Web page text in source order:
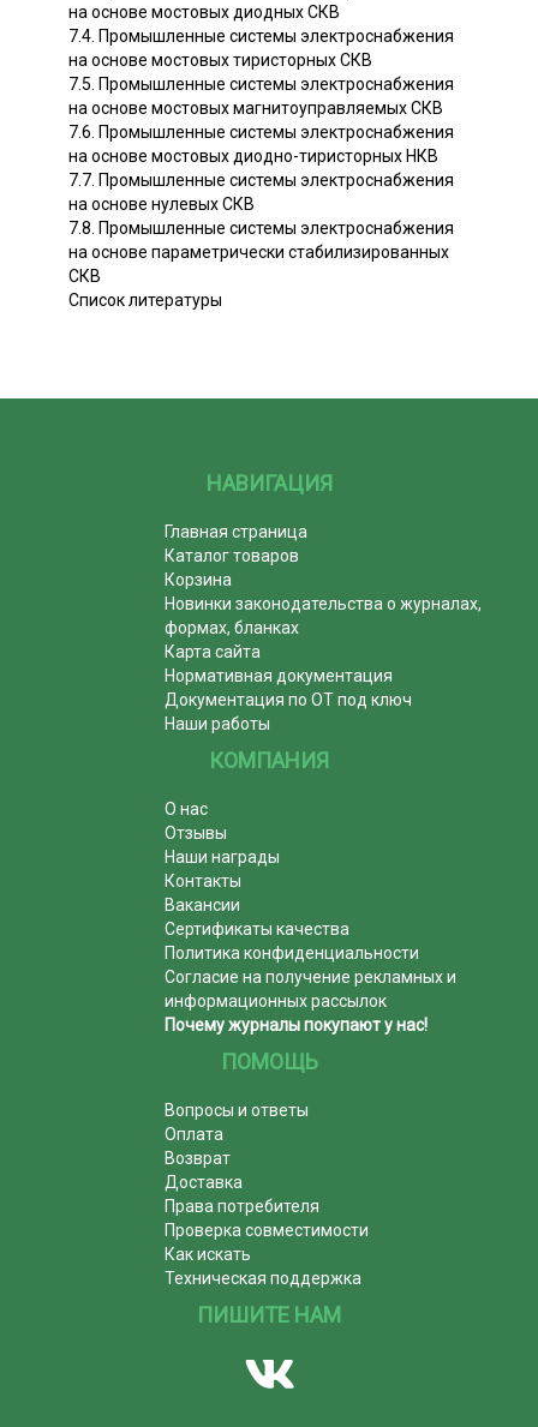
на основе мостовых диодных СКВ
7.4. Промышленные системы электроснабжения
на основе мостовых тиристорных СКВ
7.5. Промышленные системы электроснабжения
на основе мостовых магнитоуправляемых СКВ
7.6. Промышленные системы электроснабжения
на основе мостовых диодно-тиристорных НКВ
7.7. Промышленные системы электроснабжения
на основе нулевых СКВ
7.8. Промышленные системы электроснабжения
на основе параметрически стабилизированных
СКВ
Список литературы
НАВИГАЦИЯ
Главная страница
Каталог товаров
Корзина
Новинки законодательства о журналах,
формах, бланках
Карта сайта
Нормативная документация
Документация по ОТ под ключ
Наши работы
КОМПАНИЯ
О нас
Отзывы
Наши награды
Контакты
Вакансии
Сертификаты качества
Политика конфиденциальности
Согласие на получение рекламных и
информационных рассылок
Почему журналы покупают у нас!
ПОМОЩЬ
Вопросы и ответы
Оплата
Возврат
Доставка
Права потребителя
Проверка совместимости
Как искать
Техническая поддержка
ПИШИТЕ НАМ